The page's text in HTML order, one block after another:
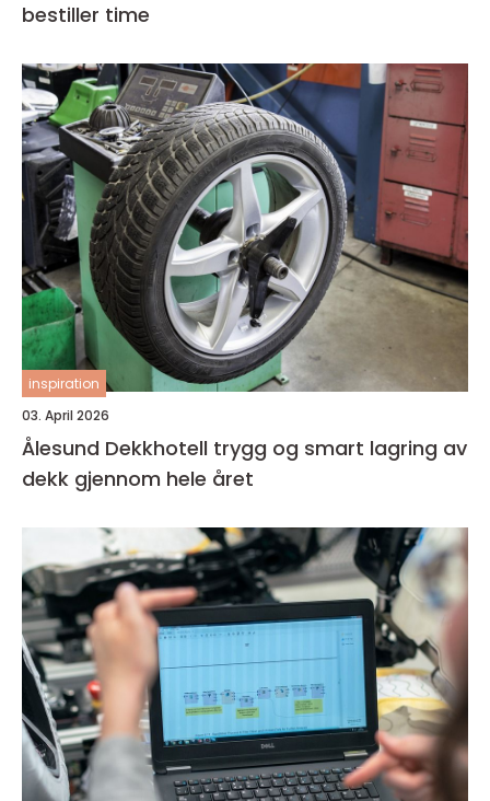
bestiller time
inspiration
03. April 2026
Ålesund Dekkhotell trygg og smart lagring av
dekk gjennom hele året